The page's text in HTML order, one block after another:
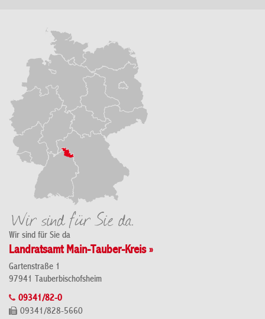
Wir sind für Sie da
Landratsamt Main-Tauber-Kreis »
Gartenstraße 1
97941 Tauberbischofsheim
09341/82-0
09341/828-5660